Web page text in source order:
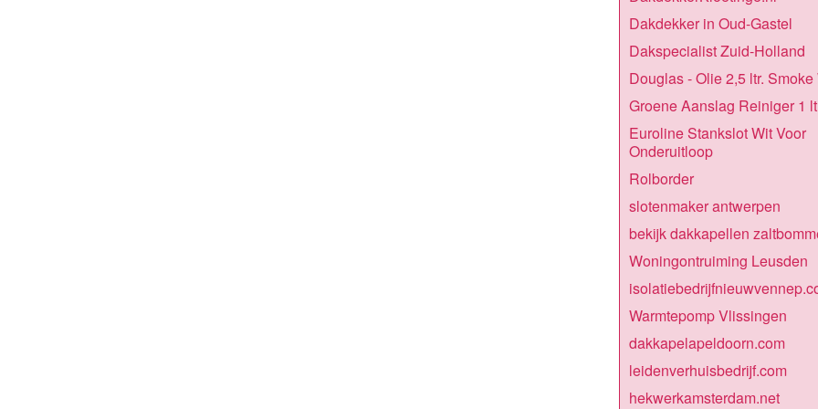
Dakdekker in Oud-Gastel
Dakspecialist Zuid-Holland
Douglas - Olie 2,5 ltr. Smoke
Groene Aanslag Reiniger 1
Euroline Stankslot Wit Voor
Onderuitloop
Rolborder
slotenmaker antwerpen
bekijk dakkapellen
Woningontruiming Leusden
Warmtepomp Vlissingen
dakkapelapeldoorn.com
leidenverhuisbedrijf.com
hekwerkamsterdam.net